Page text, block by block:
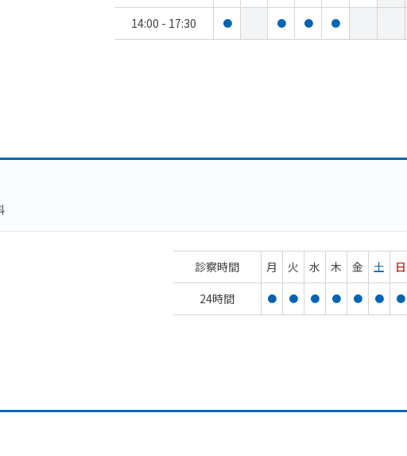
14:00 - 17:30 ● ● ● ●
診察時間 月 火 水 木 金 土
日
24時間
● ● ● ● ● ● ●